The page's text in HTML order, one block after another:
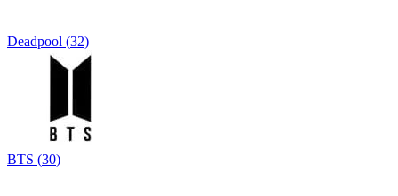
Deadpool (32)
BTS (30)